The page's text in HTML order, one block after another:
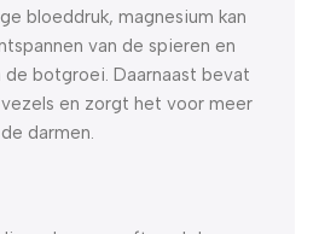
bloeddruk, magnesium kan
van de spieren en
botgroei. Daarnaast bevat
en zorgt het voor meer
darmen.